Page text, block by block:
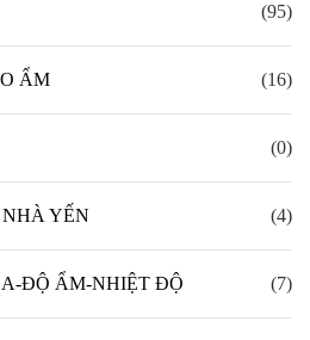
(95)
ẨM (16)
(0)
YẾN (4)
ĐỘ ẨM-NHIỆT ĐỘ (7)